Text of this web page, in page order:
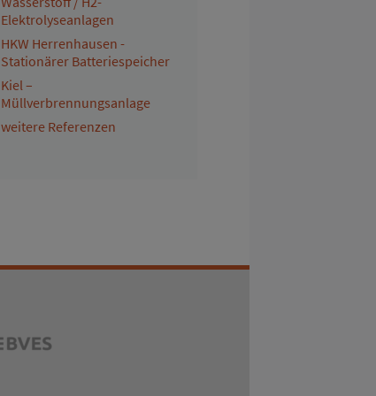
Elektrolyseanlagen
HKW Herrenhausen -
Stationärer Batteriespeicher
Kiel –
Müllverbrennungsanlage
weitere Referenzen